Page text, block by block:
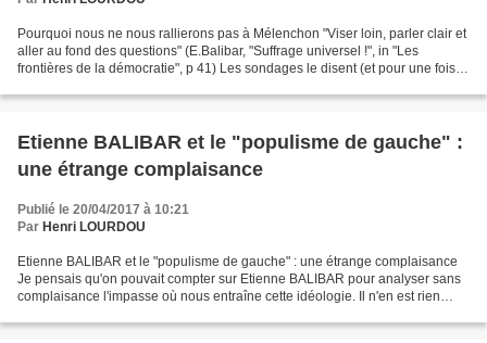
Pourquoi nous ne nous rallierons pas à Mélenchon "Viser loin, parler clair et
aller au fond des questions" (E.Balibar, "Suffrage universel !", in "Les
frontières de la démocratie", p 41) Les sondages le disent (et pour une fois,
Etienne BALIBAR et le "populisme de gauche" :
une étrange complaisance
Publié le 20/04/2017 à 10:21
Par Henri LOURDOU
Etienne BALIBAR et le "populisme de gauche" : une étrange complaisance
Je pensais qu'on pouvait compter sur Etienne BALIBAR pour analyser sans
complaisance l'impasse où nous entraîne cette idéologie. Il n'en est rien